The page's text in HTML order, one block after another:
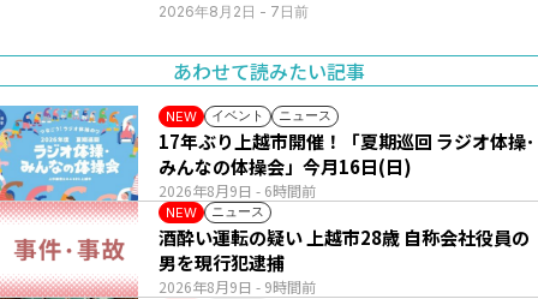
2026年8月2日 - 7日前
あわせて読みたい記事
NEW イベント ニュース
2026年8月9日 - 6時間前
17年ぶり上越市開催！「夏期巡回 ラジオ体操･
みんなの体操会」今月16日(日)
NEW ニュース
2026年8月9日 - 9時間前
酒酔い運転の疑い 上越市28歳 自称会社役員の
男を現行犯逮捕